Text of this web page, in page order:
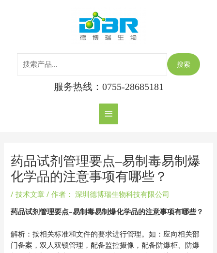
主
菜
单
搜索
服务热线：0755-28685181
药品试剂管理要点–易制毒易制爆
化学品的注意事项有哪些？
/技术文章 / 作者： 深圳德博瑞生物科技有限公司
药品试剂管理要点–易制毒易制爆化学品的注意事项有哪些？
解析：按相关标准和文件的要求进行管理。如：应向相关部
门备案，双人双锁管理，配备监控摄像，配备防爆柜、防爆